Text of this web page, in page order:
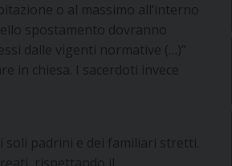
o al massimo all’interno
spostamento dovranno
dalle vigenti normative (…)”
in chiesa. I sacerdoti invece
padrini e dei familiari stretti.